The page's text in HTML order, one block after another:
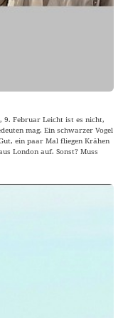
9. Februar Leicht ist es nicht,
mag. Ein schwarzer Vogel
ein paar Mal fliegen Krähen
London auf. Sonst? Muss